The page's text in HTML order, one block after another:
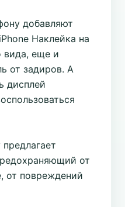
добавляют
Наклейка на
вида, еще и
от задиров. А
дисплей
от
от повреждений